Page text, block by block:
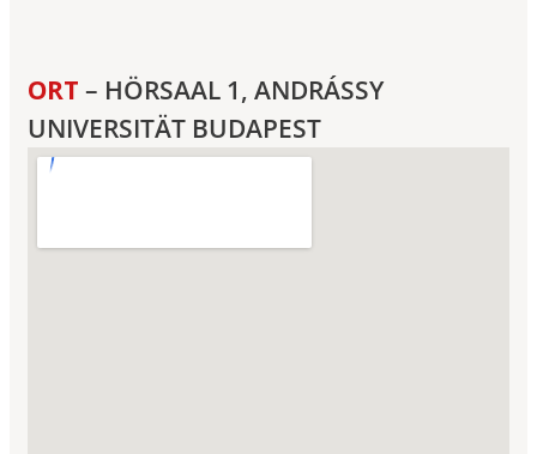
ORT – HÖRSAAL 1, ANDRÁSSY
UNIVERSITÄT BUDAPEST